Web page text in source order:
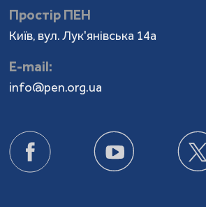
Простір ПЕН
Київ, вул. Лук'янівська 14а
Е-mail:
info@pen.org.ua